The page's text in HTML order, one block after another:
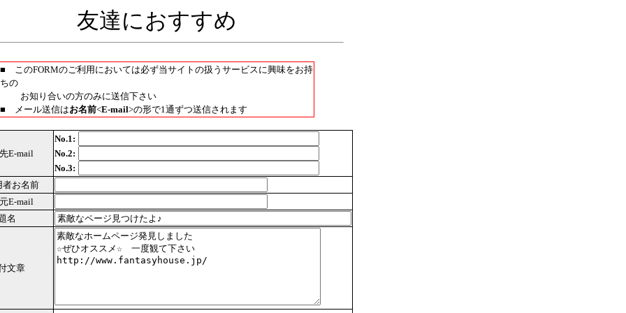
友達におすすめ
■ このFORMのご利用においては必ず当サイトの扱うサービスに興味をお持
ちの
お知り合いの方のみに送信下さい
■ メール送信はお名前<E-mail>の形で1通ずつ送信されます
E-mail
No.1:
No.2:
No.3:
者お名前
E-mail
名
文章